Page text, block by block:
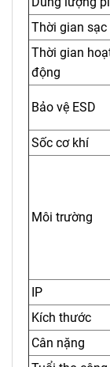
Thời gian sạc
Thời gian
động
Bảo vệ ESD
Sốc cơ khí
Môi trường
IP
Kích thước
Cân nặng